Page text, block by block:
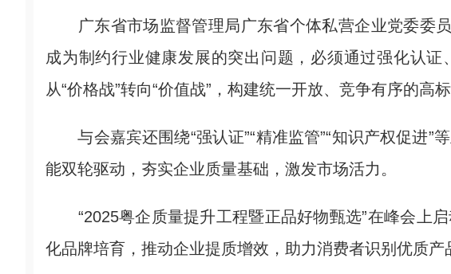
广东省市场监督管理局广东省个体私营企业党委委员
成为制约行业健康发展的突出问题，必须通过强化认
从“价格战”转向“价值战”，构建统一开放、竞争有序的高
与会嘉宾还围绕“强认证”“精准监管”“知识产权促进”
能双轮驱动，夯实企业质量基础，激发市场活力。
“2025粤企质量提升工程暨正品好物甄选”在峰会上
化品牌培育，推动企业提质增效，助力消费者识别优质产